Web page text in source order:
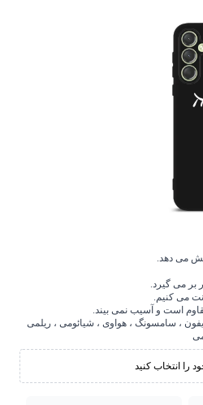
می دهد.
بر می گیرد.
می کنیم.
است و آسیب نمی بیند.
، سامسونگ ، هواوی ، شیائومی ، ریلمی
را انتخاب کنید